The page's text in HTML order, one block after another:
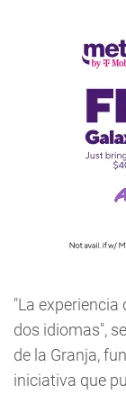
"La experiencia
dos idiomas",
de la Granja,
iniciativa que